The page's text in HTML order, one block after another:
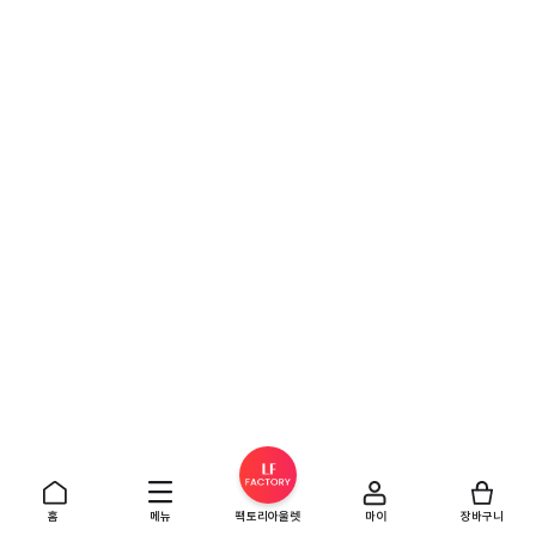
홈 메뉴 팩토리아울렛 마이 장바구니